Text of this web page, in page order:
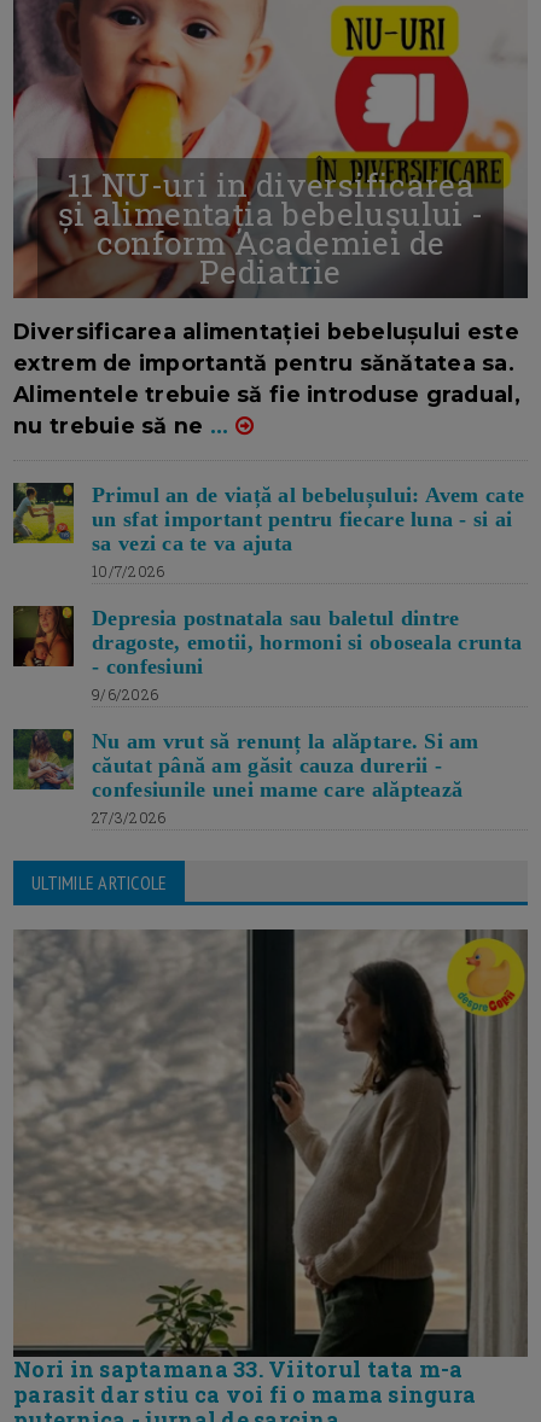
11 NU-uri in diversificarea
și alimentația bebelușului -
conform Academiei de
Pediatrie
Diversificarea alimentației bebelușului este
extrem de importantă pentru sănătatea sa.
Alimentele trebuie să fie introduse gradual,
nu trebuie să ne ...
Primul an de viață al bebelușului: Avem cate
un sfat important pentru fiecare luna - si ai
sa vezi ca te va ajuta
10/7/2026
Depresia postnatala sau baletul dintre
dragoste, emotii, hormoni si oboseala crunta
- confesiuni
9/6/2026
Nu am vrut să renunț la alăptare. Si am
căutat până am găsit cauza durerii -
confesiunile unei mame care alăptează
27/3/2026
ULTIMILE ARTICOLE
Nori in saptamana 33. Viitorul tata m-a
parasit dar stiu ca voi fi o mama singura